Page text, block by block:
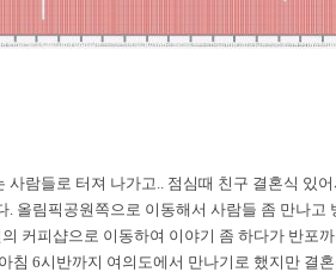
람들로 터져 나가고.. 점심때 친구 결혼식 있
. 올림픽공원쪽으로 이동해서 사람들 좀 만나고
커피샵으로 이동하여 이야기 좀 하다가 반포
침 6시반까지 여의도에서 만나기로 했지만 결